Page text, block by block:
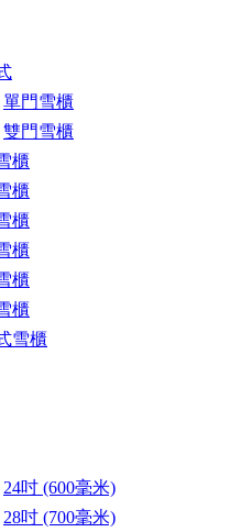
單門雪櫃
雙門雪櫃
櫃
櫃
櫃
櫃
櫃
櫃
雪櫃
24吋 (600毫米)
28吋 (700毫米)